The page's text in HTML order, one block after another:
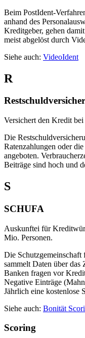
Beim PostIdent-
anhand des
Kreditgeber, gehen
meist abgelöst durch
Siehe auch: VideoIdent
R
Versichert den Kredit
Die
Ratenzahlungen oder
angeboten.
Beiträge sind hoch und
S
SCHUFA
Auskunftei für
Mio. Personen.
Die
sammelt Daten über das
Banken fragen vor
Negative Einträge
Jährlich eine kostenlose
Siehe auch: Bonität
Scoring